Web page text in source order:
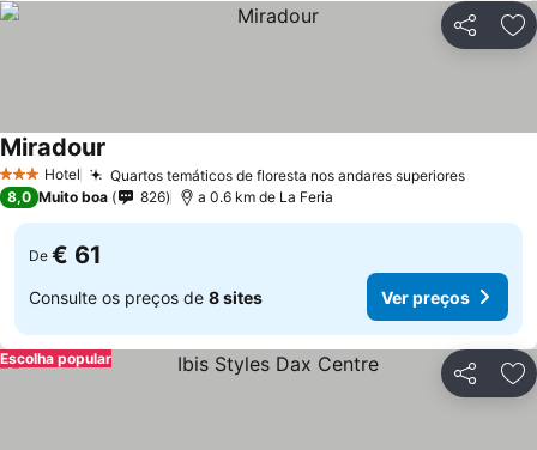
Partilhar
3 EstrelasHotel Quartos temáticos de floresta nos andares superiores
Miradour
8,0 Muito boa 826 a 0.6 km de La Feria
De € 61
Consulte os preços de 8 sites Ver preços
Partilhar
Escolha popular